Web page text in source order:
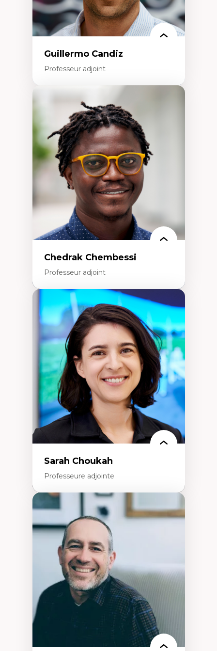
Guillermo Candiz
Professeur adjoint
Expertises
Trajectoires migratoires
Migrations forcées
Études des frontières; Enjeux géopolitiques
des migrations
Politiques migratoires
Réfugiés
Demandeurs d’asile
Migrations irrégulières
Migrations temporaires
Migration et changement climatique
Migration et développement
Chedrak Chembessi
Professeur adjoint
Expertises
Économie circulaire
Modèles d’affaires durables
Histoire des faits économiques
Gestion durable des ressources naturelles
Écologie industrielle
Aménagement durable du territoire
Développement régional
Coopératives
Télétravail en milieu rural francophone
Transition socio-écologique
Sarah Choukah
Professeure adjointe
Expertises
Démocratisation des nouvelles
technologies et biotechnologies
Données ouvertes
Bioart, programmation et électronique
créatives
Histoire sociale et culturelle des
technologies numériques
Résistances et droits numériques
Internet des objets
Métavers
Problématiques relatives à l’intelligence
artificielle, l’apprentissage machine et les
Féminismes et nouvelles technologies